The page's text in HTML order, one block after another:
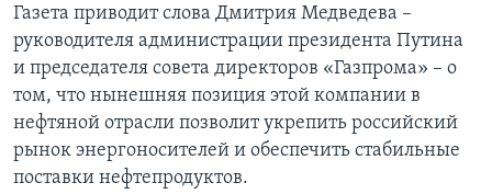
Газета приводит слова Дмитрия Медведева –
руководителя администрации президента Путина
и председателя совета директоров «Газпрома» – о
том, что нынешняя позиция этой компании в
нефтяной отрасли позволит укрепить российский
рынок энергоносителей и обеспечить стабильные
поставки нефтепродуктов.